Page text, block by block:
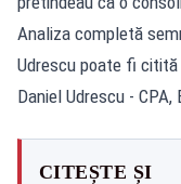
Analiza completă
Udrescu poate fi citită
Daniel Udrescu -
CITEȘTE ȘI